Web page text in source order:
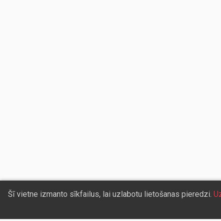
Šī vietne izmanto sīkfailus, lai uzlabotu lietošanas pieredzi.